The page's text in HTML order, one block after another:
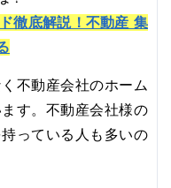
徹底解説！不動産 集
不動産会社のホーム
す。不動産会社様の
っている人も多いの